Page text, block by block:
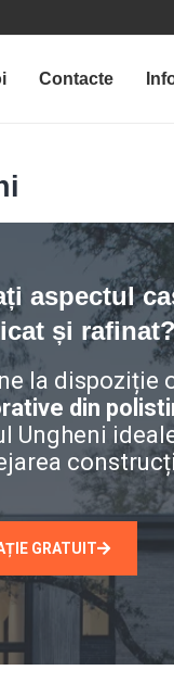
Contacte
aspectul
și
la dispoziție
din
Ungheni
GRATUIT